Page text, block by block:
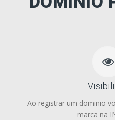
Ao registrar um dominio
marca na